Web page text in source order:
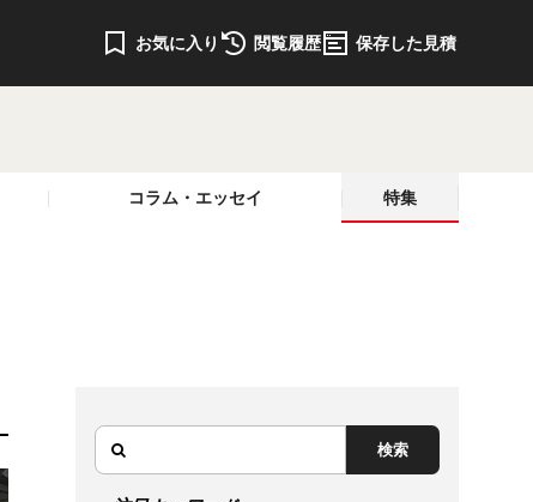
お気に入り 閲覧履歴 保存した見積
コラム・エッセイ 特集
検索